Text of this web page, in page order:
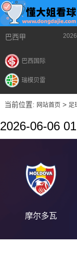
巴西甲
巴西国际
瑞模贝雷
当前位置: 网站首页> 足
2026-06-06
摩尔多瓦